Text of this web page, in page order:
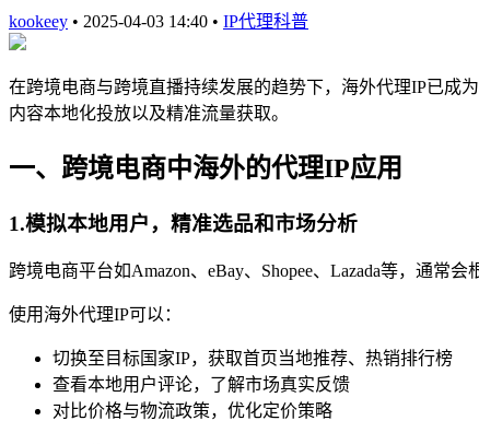
kookeey • 2025-04-03 14:40 • IP代理科普
在跨境电商与跨境直播持续发展的趋势下，海外代理IP已成
内容本地化投放以及精准流量获取。
一、跨境电商中海外的代理IP应用
1.模拟本地用户，精准选品和市场分析
跨境电商平台如Amazon、eBay、Shopee、Lazada等，通常
使用海外代理IP可以：
切换至目标国家IP，获取首页当地推荐、热销排行榜
查看本地用户评论，了解市场真实反馈
对比价格与物流政策，优化定价策略